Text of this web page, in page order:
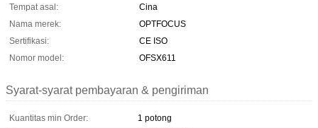
Tempat asal:
Cina
Nama merek:
OPTFOCUS
Sertifikasi:
CE ISO
Nomor model:
OFSX611
Syarat-syarat pembayaran & pengiriman
Kuantitas min Order:
1 potong